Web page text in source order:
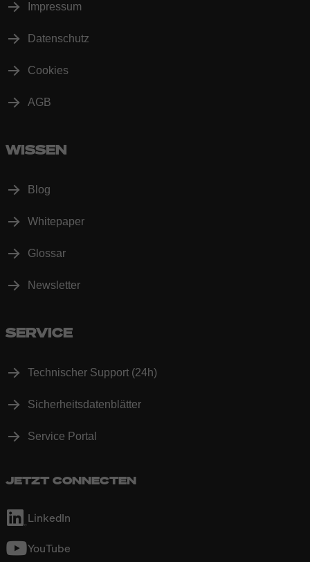
Impressum
Datenschutz
Cookies
AGB
WISSEN
Blog
Whitepaper
Glossar
Newsletter
SERVICE
Technischer Support (24h)
Sicherheitsdatenblätter
Service Portal
JETZT CONNECTEN
LinkedIn
YouTube